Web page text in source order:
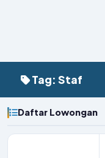
Tag: Staf
Daftar Lowongan